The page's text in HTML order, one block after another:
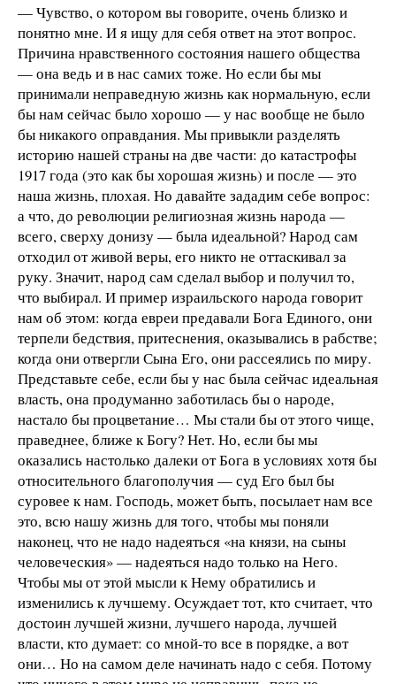
— Чувство, о котором вы говорите, очень близко и
понятно мне. И я ищу для себя ответ на этот вопрос.
Причина нравственного состояния нашего общества
— она ведь и в нас самих тоже. Но если бы мы
принимали неправедную жизнь как нормальную, если
бы нам сейчас было хорошо — у нас вообще не было
бы никакого оправдания. Мы привыкли разделять
историю нашей страны на две части: до катастрофы
1917 года (это как бы хорошая жизнь) и после — это
наша жизнь, плохая. Но давайте зададим себе вопрос:
а что, до революции религиозная жизнь народа —
всего, сверху донизу — была идеальной? Народ сам
отходил от живой веры, его никто не оттаскивал за
руку. Значит, народ сам сделал выбор и получил то,
что выбирал. И пример израильского народа говорит
нам об этом: когда евреи предавали Бога Единого, они
терпели бедствия, притеснения, оказывались в рабстве;
когда они отвергли Сына Его, они рассеялись по миру.
Представьте себе, если бы у нас была сейчас идеальная
власть, она продуманно заботилась бы о народе,
настало бы процветание… Мы стали бы от этого чище,
праведнее, ближе к Богу? Нет. Но, если бы мы
оказались настолько далеки от Бога в условиях хотя бы
относительного благополучия — суд Его был бы
суровее к нам. Господь, может быть, посылает нам все
это, всю нашу жизнь для того, чтобы мы поняли
наконец, что не надо надеяться «на князи, на сыны
человеческия» — надеяться надо только на Него.
Чтобы мы от этой мысли к Нему обратились и
изменились к лучшему. Осуждает тот, кто считает, что
достоин лучшей жизни, лучшего народа, лучшей
власти, кто думает: со мной-то все в порядке, а вот
они… Но на самом деле начинать надо с себя. Потому